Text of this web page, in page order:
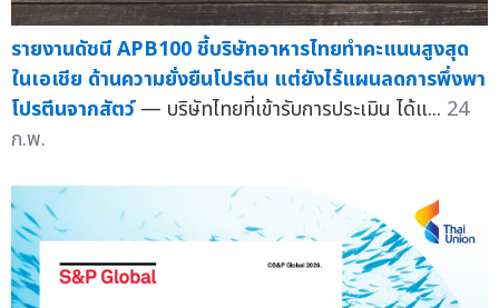
รายงานดัชนี APB100 ชี้บริษัทอาหารไทยทำคะแนนสูงสุด
ในเอเชีย ด้านความยั่งยืนโปรตีน แต่ยังไร้แผนลดการพึ่งพา
โปรตีนจากสัตว์ — บริษัทไทยที่เข้ารับการประเมิน ได้แ... 24
ก.พ.